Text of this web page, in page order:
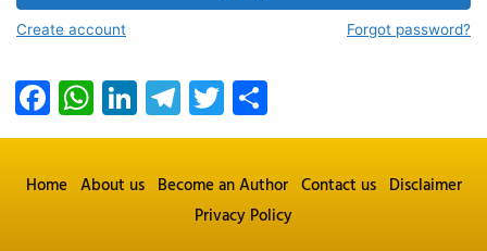
Create account Forgot password?
Facebook
WhatsApp
LinkedIn
Telegram
Twitter
Home About us Become an Author Contact us Disclaimer
Privacy Policy